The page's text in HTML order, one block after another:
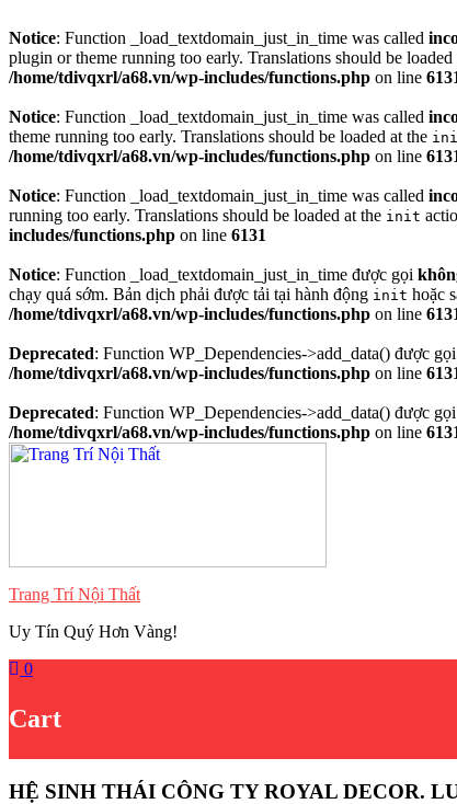
Notice: Function _load_textdomain_just_in_time was called
plugin or theme running too early. Translations should be loaded
/home/tdivqxrl/a68.vn/wp-includes/functions.php on line
Notice: Function _load_textdomain_just_in_time was called
theme running too early. Translations should be loaded at the
/home/tdivqxrl/a68.vn/wp-includes/functions.php on line
Notice: Function _load_textdomain_just_in_time was called
running too early. Translations should be loaded at the init
includes/functions.php on line 6131
Notice: Function _load_textdomain_just_in_time được gọi
chạy quá sớm. Bản dịch phải được tải tại hành động init hoặc
/home/tdivqxrl/a68.vn/wp-includes/functions.php on line
Deprecated: Function WP_Dependencies->add_data() được
/home/tdivqxrl/a68.vn/wp-includes/functions.php on line
Deprecated: Function WP_Dependencies->add_data() được
/home/tdivqxrl/a68.vn/wp-includes/functions.php on line
Skip
Trang Trí Nội Thất
Uy Tín Quý Hơn Vàng!
0
Cart
HỆ SINH THÁI CÔNG TY ROYAL DECOR.